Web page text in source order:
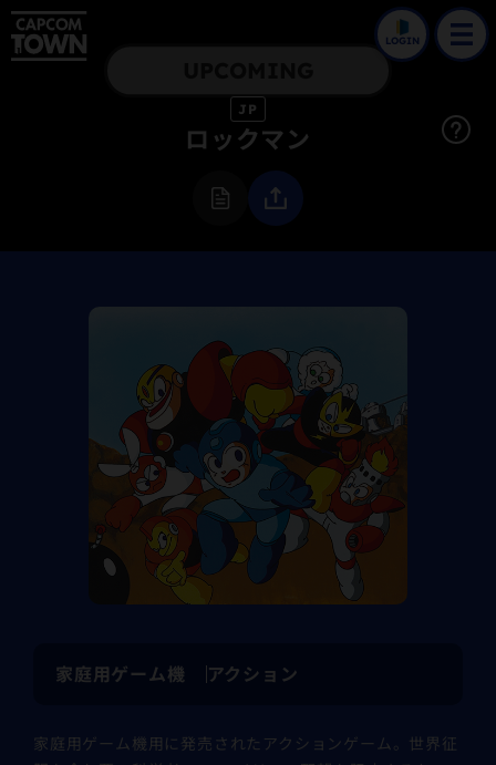
LOGIN
JP
ロックマン
家庭用ゲーム機 アクション
家庭用ゲーム機用に発売されたアクションゲーム。世界征